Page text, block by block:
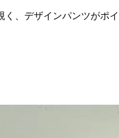
く、デザインパンツがポイ